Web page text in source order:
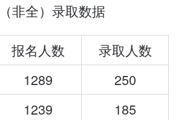
非全）录取数据
报名人数
录取人数
1289
250
1239
185